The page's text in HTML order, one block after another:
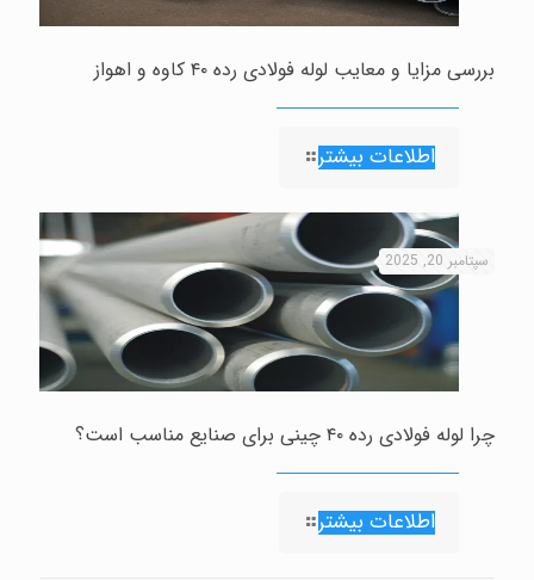
بررسی مزایا و معایب لوله فولادی رده ۴۰ کاوه و اهواز
اطلاعات بیشتر
سپتامبر 20, 2025
چرا لوله فولادی رده ۴۰ چینی برای صنایع مناسب است؟
اطلاعات بیشتر